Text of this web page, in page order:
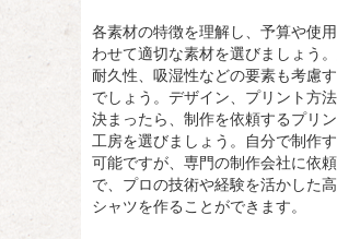
各素材の特徴を理解し、予算や使
わせて適切な素材を選びましょう
耐久性、吸湿性などの要素も考慮
でしょう。デザイン、プリント方
決まったら、制作を依頼するプリ
工房を選びましょう。自分で制作
可能ですが、専門の制作会社に依
で、プロの技術や経験を活かした
シャツを作ることができます。